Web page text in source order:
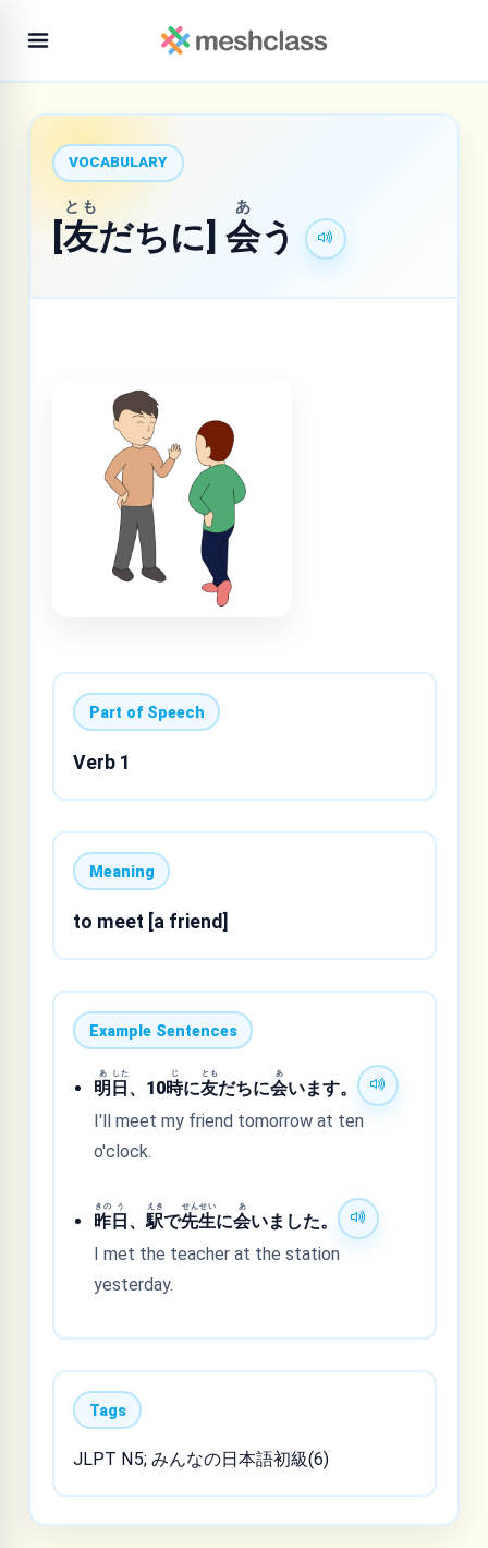
VOCABULARY
[友
とも
だちに] 会
あ
う
Part of Speech
Verb 1
Meaning
to meet [a friend]
Example Sentences
明
あ
日
した
、10時
じ
に友
とも
だちに会
あ
います。
I'll meet my friend tomorrow at ten
o'clock.
昨
きの
日
う
、駅
えき
で先
せん
生
せい
に会
あ
いました。
I met the teacher at the station
yesterday.
Tags
JLPT N5; みんなの日本語初級(6)